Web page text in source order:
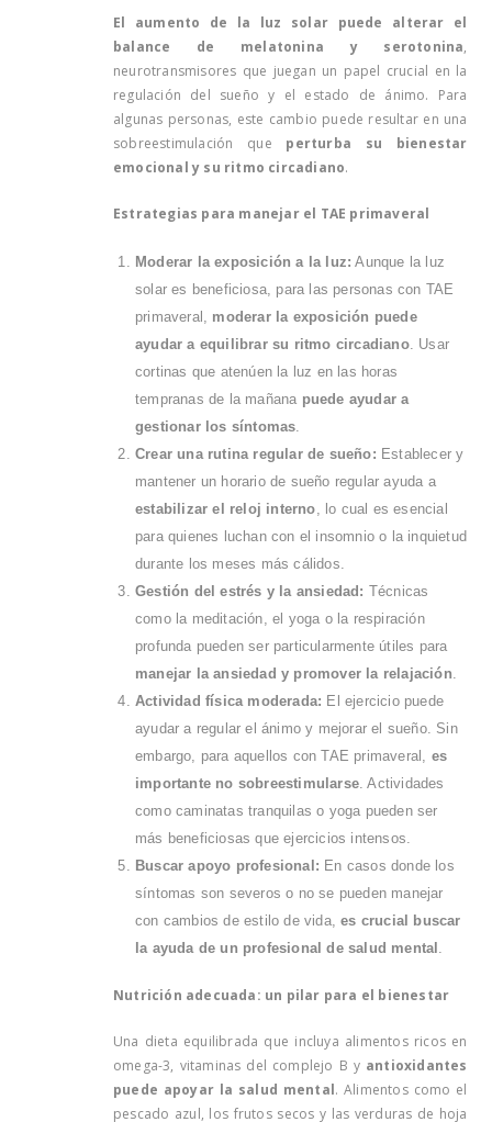
El aumento de la luz solar puede alterar el
balance de melatonina y serotonina,
neurotransmisores que juegan un papel crucial en la
regulación del sueño y el estado de ánimo. Para
algunas personas, este cambio puede resultar en una
sobreestimulación que perturba su bienestar
emocional y su ritmo circadiano.
Estrategias para manejar el TAE primaveral
Moderar la exposición a la luz: Aunque la luz
solar es beneficiosa, para las personas con TAE
primaveral, moderar la exposición puede
ayudar a equilibrar su ritmo circadiano. Usar
cortinas que atenúen la luz en las horas
tempranas de la mañana puede ayudar a
gestionar los síntomas
Crear una rutina regular de sueño: Establecer y
mantener un horario de sueño regular ayuda a
estabilizar el reloj interno , lo cual es esencial
para quienes luchan con el insomnio o la inquietud
durante los meses más cálidos.
Gestión del estrés y la ansiedad: Técnicas
como la meditación, el yoga o la respiración
profunda pueden ser particularmente útiles para
manejar la ansiedad y promover la relajación
Actividad física moderada: El ejercicio puede
ayudar a regular el ánimo y mejorar el sueño. Sin
embargo, para aquellos con TAE primaveral, es
importante no sobreestimularse . Actividades
como caminatas tranquilas o yoga pueden ser
más beneficiosas que ejercicios intensos.
Buscar apoyo profesional: En casos donde los
síntomas son severos o no se pueden manejar
con cambios de estilo de vida,es crucial buscar
la ayuda de un profesional de salud mental
Nutrición adecuada: un pilar para el bienestar
Una dieta equilibrada que incluya alimentos ricos en
omega-3, vitaminas del complejo B y antioxidantes
puede apoyar la salud mental. Alimentos como el
pescado azul, los frutos secos y las verduras de hoja